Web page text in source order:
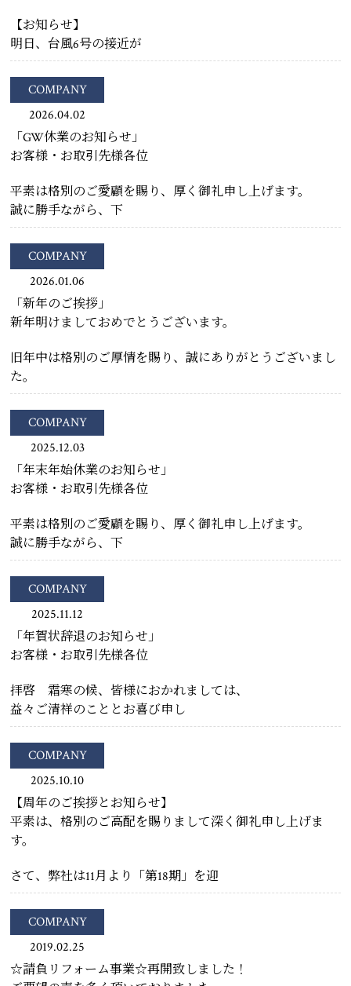
【お知らせ】
明日、台風6号の接近が
COMPANY
2026.04.02
「GW休業のお知らせ」
お客様・お取引先様各位
平素は格別のご愛顧を賜り、厚く御礼申し上げます。
誠に勝手ながら、下
COMPANY
2026.01.06
「新年のご挨拶」
新年明けましておめでとうございます。
旧年中は格別のご厚情を賜り、誠にありがとうございまし
た。
COMPANY
2025.12.03
「年末年始休業のお知らせ」
お客様・お取引先様各位
平素は格別のご愛顧を賜り、厚く御礼申し上げます。
誠に勝手ながら、下
COMPANY
2025.11.12
「年賀状辞退のお知らせ」
お客様・お取引先様各位
拝啓 霜寒の候、皆様におかれましては、
益々ご清祥のこととお喜び申し
COMPANY
2025.10.10
【周年のご挨拶とお知らせ】
平素は、格別のご高配を賜りまして深く御礼申し上げま
す。
さて、弊社は11月より「第18期」を迎
COMPANY
2019.02.25
☆請負リフォーム事業☆再開致しました！